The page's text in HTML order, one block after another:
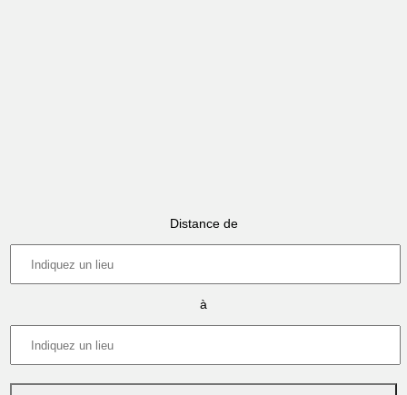
Distance de
à